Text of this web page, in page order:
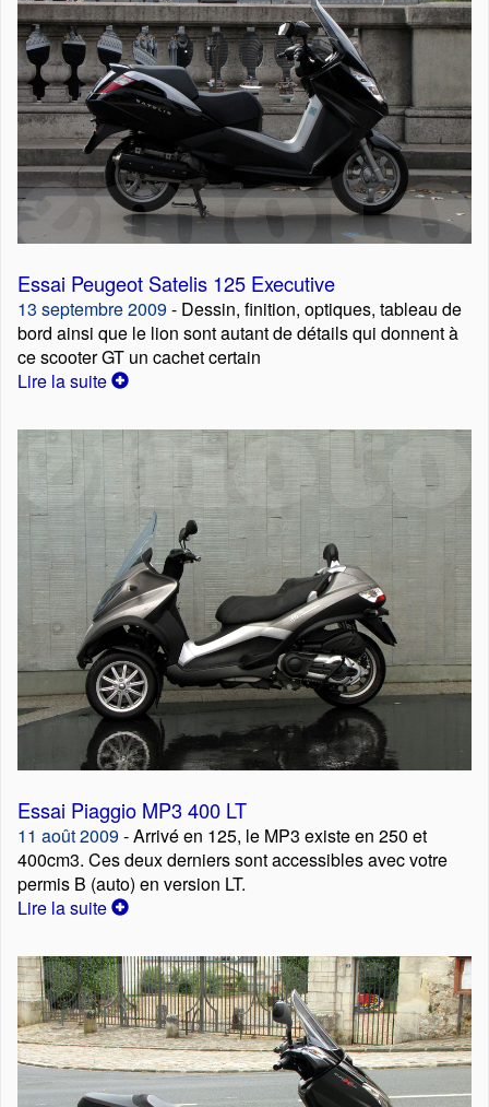
Essai Peugeot Satelis 125 Executive
13 septembre 2009- Dessin, finition, optiques, tableau de
bord ainsi que le lion sont autant de détails qui donnent à
ce scooter GT un cachet certain
Lire la suite
Essai Piaggio MP3 400 LT
11 août 2009- Arrivé en 125, le MP3 existe en 250 et
400cm3. Ces deux derniers sont accessibles avec votre
permis B (auto) en version LT.
Lire la suite